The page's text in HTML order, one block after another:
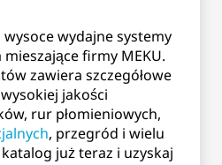
wydajne systemy
firmy MEKU.
zawiera szczegółowe
jakości
rur płomieniowych,
, przegród i wielu
już teraz i uzyskaj